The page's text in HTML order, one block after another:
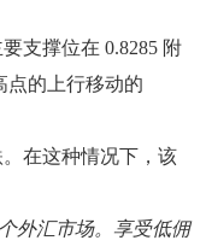
支撑位在 0.8285 附
点的上行移动的
在这种情况下，该
外汇市场。享受低佣